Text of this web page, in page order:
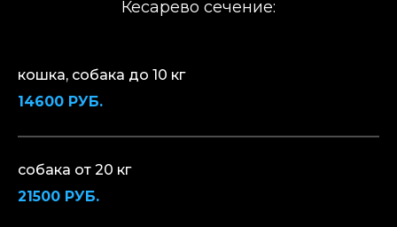
Кесарево сечение:
кошка, собака до 10 кг
14600 РУБ.
собака от 20 кг
21500 РУБ.